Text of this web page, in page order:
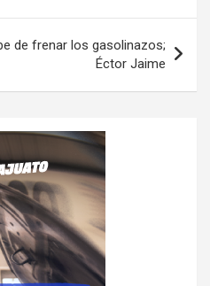
de frenar los gasolinazos;
Éctor Jaime